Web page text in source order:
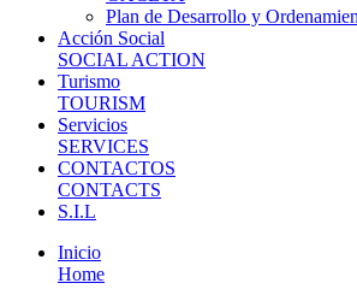
Plan de Desarrollo y
Acción Social
SOCIAL ACTION
Turismo
TOURISM
Servicios
SERVICES
CONTACTOS
CONTACTS
S.I.L
Inicio
Home